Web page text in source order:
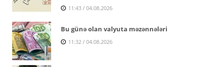
11:43 / 04.08.2026
Bu günə olan valyuta məzənnələri
11:32 / 04.08.2026